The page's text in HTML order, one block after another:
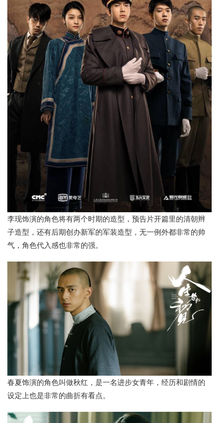
李现饰演的角色将有两个时期的造型，预告片开篇里的清朝辫
子造型，还有后期创办新军的军装造型，无一例外都非常的帅
气，角色代入感也非常的强。
春夏饰演的角色叫做秋红，是一名进步女青年，经历和剧情的
设定上也是非常的曲折有看点。